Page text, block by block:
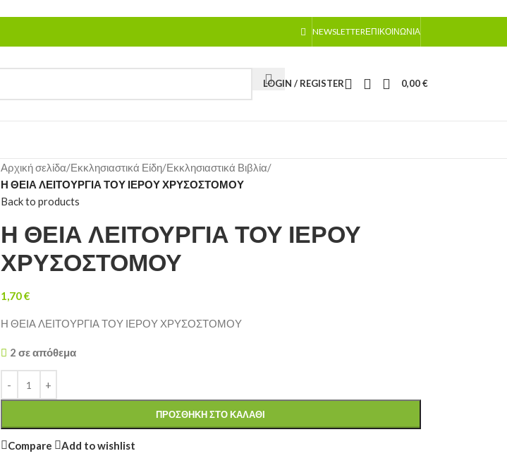
NEWSLETTERΕΠΙΚΟΙΝΩΝΊΑ
LOGIN / REGISTER 0,00€
Αρχική σελίδα/Εκκλησιαστικά Είδη/Εκκλησιαστικά Βιβλία/
Η ΘΕΙΑ ΛΕΙΤΟΥΡΓΙΑ ΤΟΥ ΙΕΡΟΥ ΧΡΥΣΟΣΤΟΜΟΥ
Back to products
Η ΘΕΙΑ ΛΕΙΤΟΥΡΓΙΑ ΤΟΥ ΙΕΡΟΥ
ΧΡΥΣΟΣΤΟΜΟΥ
1,70€
Η ΘΕΙΑ ΛΕΙΤΟΥΡΓΙΑ ΤΟΥ ΙΕΡΟΥ ΧΡΥΣΟΣΤΟΜΟΥ
2 σε απόθεμα
ΠΡΟΣΘΉΚΗ ΣΤΟ ΚΑΛΆΘΙ
Compare
Add to wishlist